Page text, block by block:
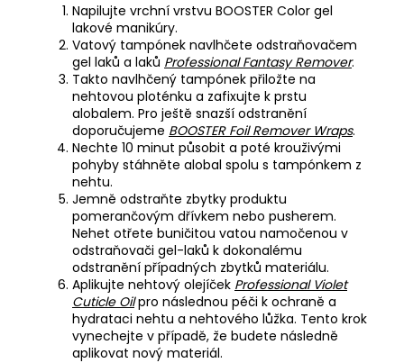
Napilujte vrchní vrstvu BOOSTER Color gel
lakové manikúry.
Vatový tampónek navlhčete odstraňovačem
gel laků a laků Professional Fantasy Remover.
Takto navlhčený tampónek přiložte na
nehtovou ploténku a zafixujte k prstu
alobalem. Pro ještě snazší odstranění
doporučujeme BOOSTER Foil Remover Wraps.
Nechte 10 minut působit a poté krouživými
pohyby stáhněte alobal spolu s tampónkem z
nehtu.
Jemně odstraňte zbytky produktu
pomerančovým dřívkem nebo pusherem.
Nehet otřete buničitou vatou namočenou v
odstraňovači gel-laků k dokonalému
odstranění případných zbytků materiálu.
Aplikujte nehtový olejíček Professional Violet
Cuticle Oilpro následnou péči k ochraně a
hydrataci nehtu a nehtového lůžka. Tento krok
vynechejte v případě, že budete následně
aplikovat nový materiál.